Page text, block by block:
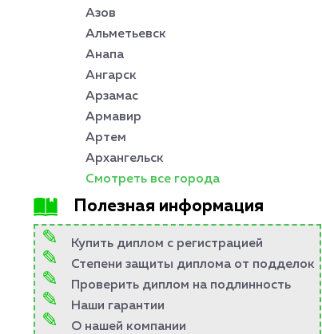
Азов
Альметьевск
Анапа
Ангарск
Арзамас
Армавир
Артем
Архангельск
Смотреть все города
Полезная информация
Купить диплом с регистрацией
Степени защиты диплома от подделок
Проверить диплом на подлинность
Наши гарантии
О нашей компании